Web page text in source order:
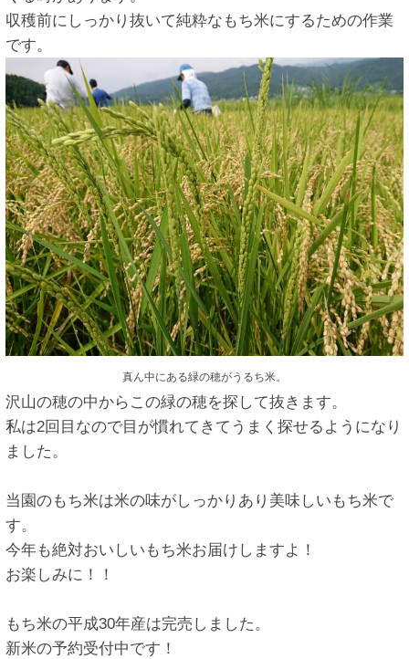
収穫前にしっかり抜いて純粋なもち米にするための作業
です。
真ん中にある緑の穂がうるち米。
沢山の穂の中からこの緑の穂を探して抜きます。
私は2回目なので目が慣れてきてうまく探せるようになり
ました。
当園のもち米は米の味がしっかりあり美味しいもち米で
す。
今年も絶対おいしいもち米お届けしますよ！
お楽しみに！！
もち米の平成30年産は完売しました。
新米の予約受付中です！